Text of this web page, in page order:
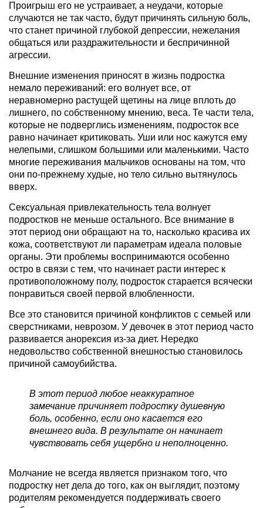
Проигрыш его не устраивает, а неудачи, которые
случаются не так часто, будут причинять сильную боль,
что станет причиной глубокой депрессии, нежелания
общаться или раздражительности и беспричинной
агрессии.
Внешние изменения приносят в жизнь подростка
немало переживаний: его волнует все, от
неравномерно растущей щетины на лице вплоть до
лишнего, по собственному мнению, веса. Те части тела,
которые не подверглись изменениям, подросток все
равно начинает критиковать. Уши или нос кажутся ему
нелепыми, слишком большими или маленькими. Часто
многие переживания мальчиков основаны на том, что
они по-прежнему худые, но тело сильно вытянулось
вверх.
Сексуальная привлекательность тела волнует
подростков не меньше остального. Все внимание в
этот период они обращают на то, насколько красива их
кожа, соответствуют ли параметрам идеала половые
органы. Эти проблемы воспринимаются особенно
остро в связи с тем, что начинает расти интерес к
противоположному полу, подросток старается всячески
понравиться своей первой влюбленности.
Все это становится причиной конфликтов с семьей или
сверстниками, неврозом. У девочек в этот период часто
развивается анорексия из-за диет. Нередко
недовольство собственной внешностью становилось
причиной самоубийства.
В этот период любое неаккуратное
замечание причиняет подростку душевную
боль, особенно, если оно касается его
внешнего вида. В результате он начинает
чувствовать себя ущербно и неполноценно.
Молчание не всегда является признаком того, что
подростку нет дела до того, как он выглядит, поэтому
родителям рекомендуется поддерживать своего